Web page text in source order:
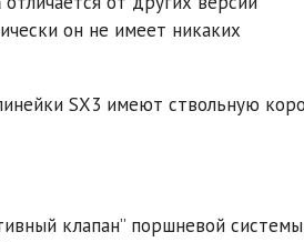
он не имеет никаких
SX3 имеют ствольную
клапан” поршневой системы